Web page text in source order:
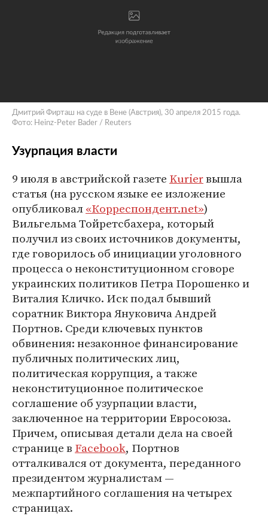
Дмитрий Фирташ на суде в Вене (Австрия), 30 апреля 2015 года.
Фото: Heinz-Peter Bader / Reuters
Узурпация власти
9 июля в австрийской газете Kurierвышла
статья (на русском языке ее изложение
опубликовал«Корреспондент.net»)
Вильгельма Тойретсбахера, который
получил из своих источников документы,
где говорилось об инициации уголовного
процесса о неконституционном сговоре
украинских политиков Петра Порошенко и
Виталия Кличко. Иск подал бывший
соратник Виктора Януковича Андрей
Портнов. Среди ключевых пунктов
обвинения: незаконное финансирование
публичных политических лиц,
политическая коррупция, а также
неконституционное политическое
соглашение об узурпации власти,
заключенное на территории Евросоюза.
Причем, описывая детали дела на своей
странице в Facebook, Портнов
отталкивался от документа, переданного
президентом журналистам —
межпартийного соглашения на четырех
страницах.